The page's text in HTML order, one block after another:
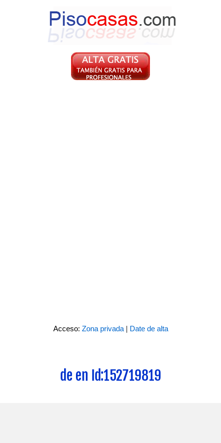
Acceso: Zona privada | Date de alta
de en Id:152719819